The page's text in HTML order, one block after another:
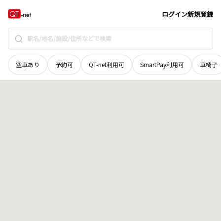
ログイン新規登録
空車あり 予約可 QT-net利用可 SmartPay利用可 車椅子
鳥取県